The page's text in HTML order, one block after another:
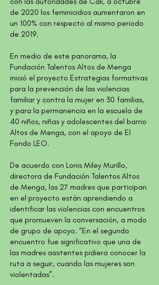
de 2020 los feminicidios aumentaron en
un 100% con respecto al mismo periodo
de 2019.
En medio de este panorama, la
Fundación Talentos Altos de Menga
inició el proyecto Estrategias formativas
para la prevención de las violencias
familiar y contra la mujer en 30 familias,
y para la permanencia en la escuela de
40 niños, niñas y adolescentes del barrio
Altos de Menga, con el apoyo de El
Fondo LEO.
De acuerdo con Lonis Miley Murillo,
directora de Fundación Talentos Altos
de Menga, las 27 madres que participan
en el proyecto están aprendiendo a
identificar las violencias con encuentros
que promueven la conversación, a modo
de grupo de apoyo. “En el segundo
encuentro fue significativo que una de
las madres asistentes pidiera conocer la
ruta a seguir, cuando las mujeres son
violentadas”.